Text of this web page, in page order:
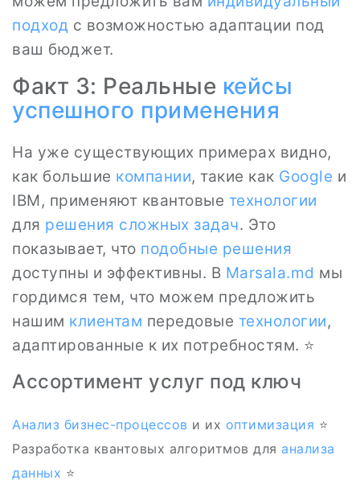
подход с возможностью адаптации под
ваш бюджет.
Факт 3: Реальные кейсы
успешного применения
На уже существующих примерах видно,
как большие компании, такие как Google и
IBM, применяют квантовые технологии
для решения сложных задач. Это
показывает, что подобные решения
доступны и эффективны. В Marsala.md мы
гордимся тем, что можем предложить
нашим клиентам передовые технологии,
адаптированные к их потребностям. ⭐
Ассортимент услуг под ключ
Анализ бизнес-процессов и их оптимизация ⭐
Разработка квантовых алгоритмов для анализа
данных ⭐